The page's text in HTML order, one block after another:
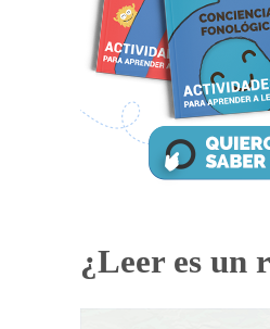
¿Leer es un